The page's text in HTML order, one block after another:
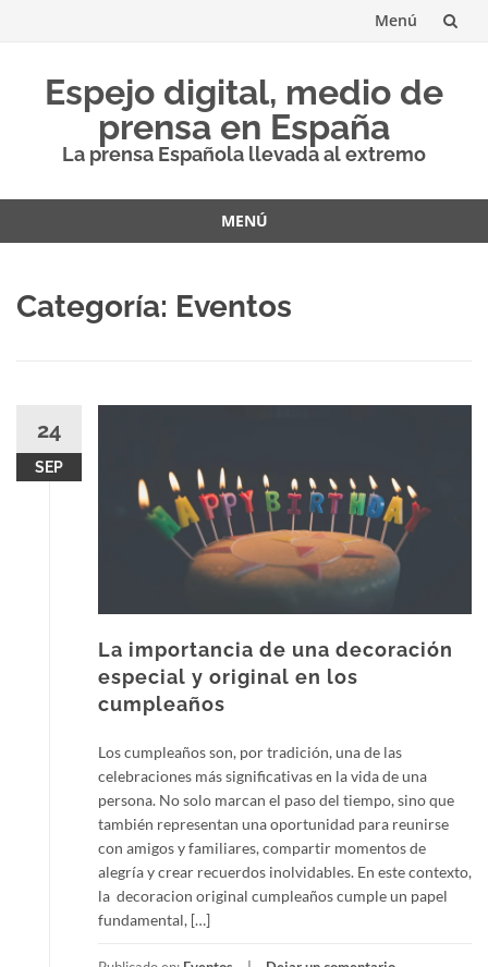
Menú
contenido
Espejo digital, medio de
prensa en España
La prensa Española llevada al extremo
MENÚ
contenido
Categoría: Eventos
24
SEP
La importancia de una decoración
especial y original en los
cumpleaños
Los cumpleaños son, por tradición, una de las
celebraciones más significativas en la vida de una
persona. No solo marcan el paso del tiempo, sino que
también representan una oportunidad para reunirse
con amigos y familiares, compartir momentos de
alegría y crear recuerdos inolvidables. En este contexto,
la decoracion original cumpleaños cumple un papel
fundamental, […]